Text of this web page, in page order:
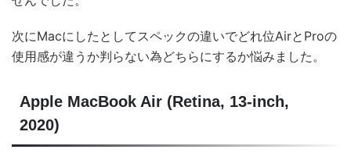
次にMacにしたとしてスペックの違いでどれ位AirとProの
使用感が違うか判らない為どちらにするか悩みました。
Apple MacBook Air (Retina, 13-inch,
2020)